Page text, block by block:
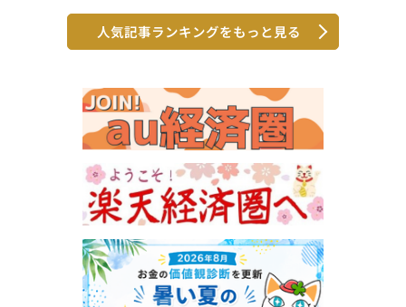
人気記事ランキングをもっと見る